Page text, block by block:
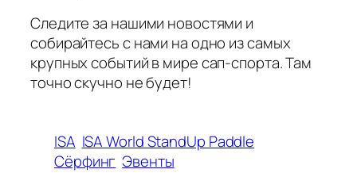
Следите за нашими новостями и
собирайтесь с нами на одно из самых
крупных событий в мире сап-спорта. Там
точно скучно не будет!
ISA ISA World StandUp Paddle
Сёрфинг Эвенты